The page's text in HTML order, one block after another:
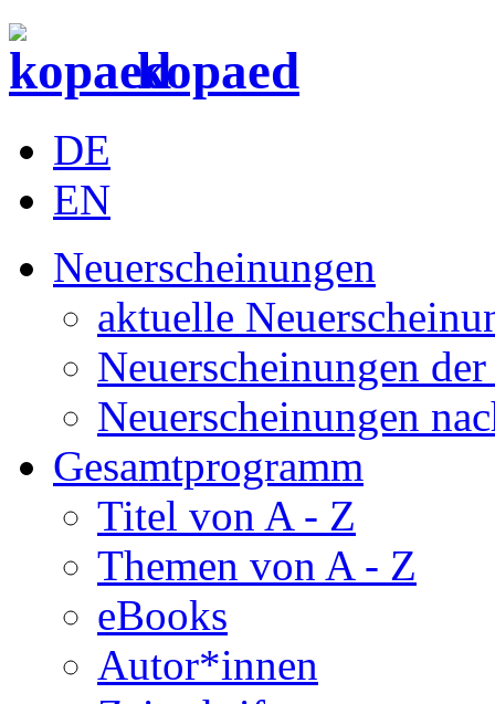
kopaed
DE
EN
Neuerscheinungen
aktuelle
Neuerscheinungen
Neuerscheinungen
Gesamtprogramm
Titel von A - Z
Themen von A - Z
eBooks
Autor*innen